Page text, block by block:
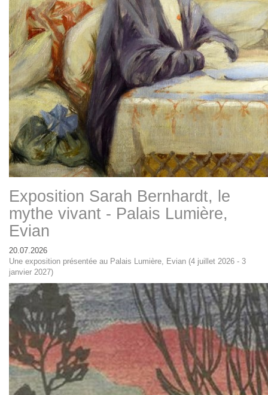
Exposition Sarah Bernhardt, le
mythe vivant - Palais Lumière,
Evian
20.07.2026
Une exposition présentée au Palais Lumière, Evian (4 juillet 2026 - 3
janvier 2027)